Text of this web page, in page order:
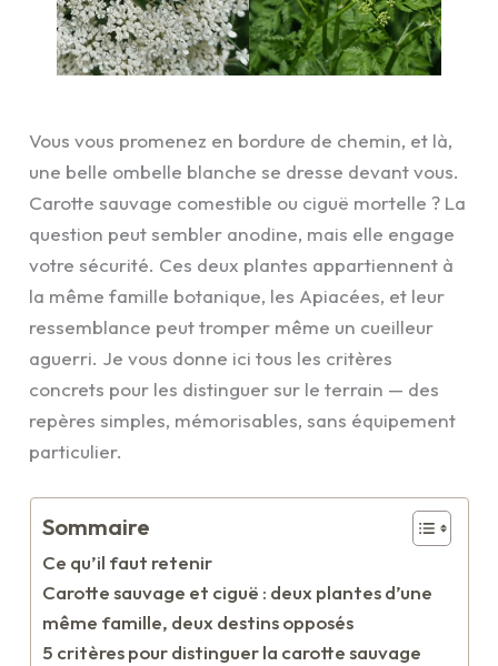
Vous vous promenez en bordure de chemin, et là,
une belle ombelle blanche se dresse devant vous.
Carotte sauvage comestible ou ciguë mortelle ? La
question peut sembler anodine, mais elle engage
votre sécurité. Ces deux plantes appartiennent à
la même famille botanique, les Apiacées, et leur
ressemblance peut tromper même un cueilleur
aguerri. Je vous donne ici tous les critères
concrets pour les distinguer sur le terrain — des
repères simples, mémorisables, sans équipement
particulier.
Sommaire
Ce qu’il faut retenir
Carotte sauvage et ciguë : deux plantes d’une
même famille, deux destins opposés
5 critères pour distinguer la carotte sauvage